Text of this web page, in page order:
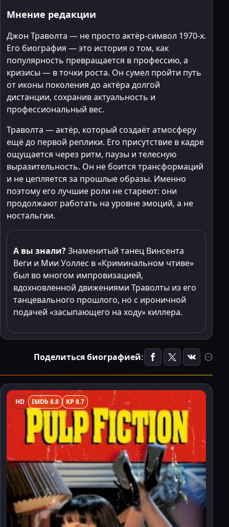
Мнение редакции
Джон Траволта — не просто актёр-символ 1970-х.
Его биография — это история о том, как
популярность превращается в профессию, а
кризисы — в точки роста. Он сумел пройти путь
от иконы поколения до актёра долгой
дистанции, сохранив актуальность и
профессиональный вес.
Траволта — актёр, который создаёт атмосферу
ещё до первой реплики. Его присутствие в кадре
ощущается через ритм, паузы и телесную
выразительность. Он не боится трансформаций
и не цепляется за прошлые образы. Именно
поэтому его лучшие роли не стареют: они
продолжают работать на уровне эмоций, а не
ностальгии.
А вы знали?Знаменитый танец Винсента
Веги и Мии Уоллес в «Криминальном чтиве»
был во многом импровизацией,
вдохновленной движениями Траволты из его
танцевального прошлого, но с ироничной
подачей «засыпающего на ходу» киллера.
Поделиться биографией:
HD IMDb 8.8 KP 8.7